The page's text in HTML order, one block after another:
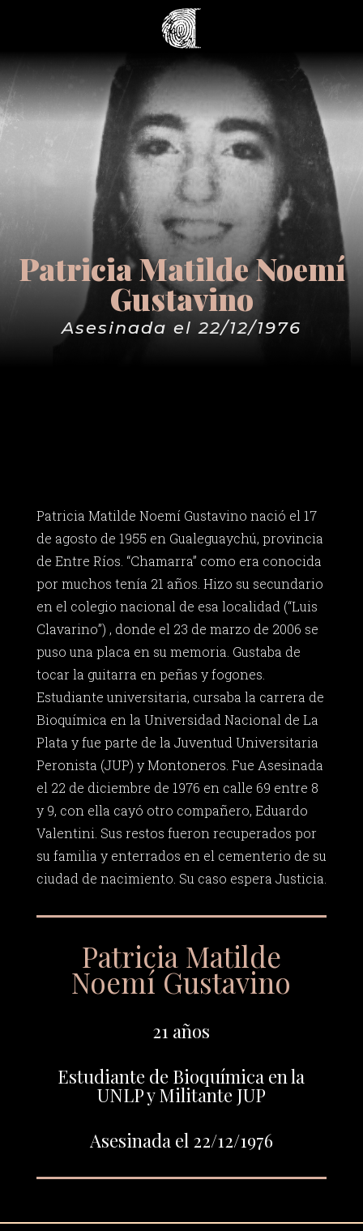
Patricia Matilde Noemí
Gustavino
Asesinada el 22/12/1976
Patricia Matilde Noemí Gustavino nació el 17
de agosto de 1955 en Gualeguaychú, provincia
de Entre Ríos. “Chamarra” como era conocida
por muchos tenía 21 años. Hizo su secundario
en el colegio nacional de esa localidad (“Luis
Clavarino”) , donde el 23 de marzo de 2006 se
puso una placa en su memoria. Gustaba de
tocar la guitarra en peñas y fogones.
Estudiante universitaria, cursaba la carrera de
Bioquímica en la Universidad Nacional de La
Plata y fue parte de la Juventud Universitaria
Peronista (JUP) y Montoneros. Fue Asesinada
el 22 de diciembre de 1976 en calle 69 entre 8
y 9, con ella cayó otro compañero, Eduardo
Valentini. Sus restos fueron recuperados por
su familia y enterrados en el cementerio de su
ciudad de nacimiento. Su caso espera Justicia.
Patricia Matilde
Noemí Gustavino
21 años
Estudiante de Bioquímica en la
UNLP y Militante JUP
Asesinada el 22/12/1976